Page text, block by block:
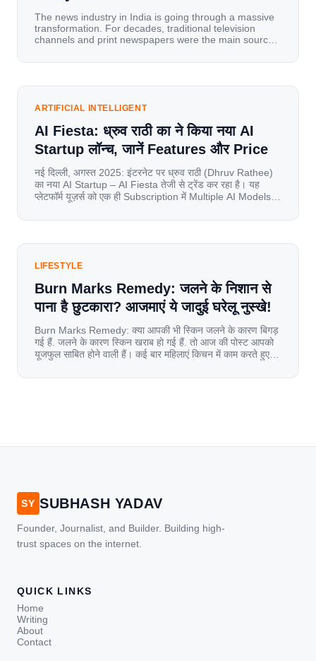
The news industry in India is going through a massive
transformation. For decades, traditional television
channels and print newspapers were the main sources
mobile data, affordable smartphones, and high-speed
has become a mobile-first market where consumers
ARTIFICIAL INTELLIGENT
AI Fiesta: ध्रुव राठी का ने किया नया AI
Startup लॉन्च, जानें Features और Price
नई दिल्ली, अगस्त 2025: इंटरनेट पर ध्रुव राठी (Dhruv Rathee)
का नया AI Startup – AI Fiesta तेजी से ट्रेंड कर रहा है। यह
प्लेटफॉर्म यूज़र्स को एक ही Subscription में Multiple AI Models
यूज़र्स का जबरदस्त रिस्पॉन्स लॉन्च के तुरंत […]
LIFESTYLE
Burn Marks Remedy: जलने के निशान से
पाना है छुटकारा? आजमाएं ये जादुई घरेलू नुस्खे!
Burn Marks Remedy: क्या आपकी भी स्किन जलने के कारण बिगड़
गई हैं. जलने के कारण स्किन खराब हो गई हैं. तो आज की पोस्ट आपको
यूजफुल साबित होने वाली हैं। कई बार महिलाएं किचन में काम करते हुए
[…]
SY SUBHASH YADAV
Founder, Journalist, and Builder. Building high-
trust spaces on the internet.
QUICK LINKS
Home
Writing
About
Contact